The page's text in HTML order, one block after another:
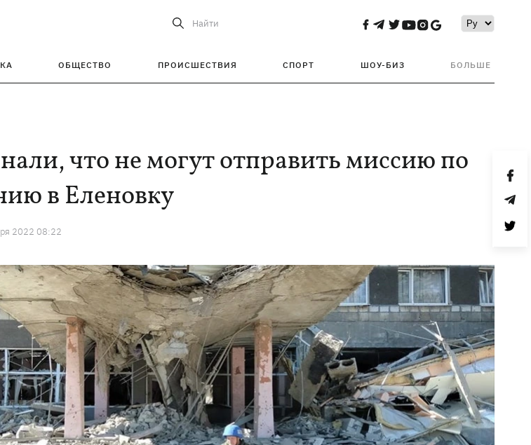
Найти
ОБЩЕСТВО ПРОИСШЕСТВИЯ СПОРТ ШОУ-БИЗ БОЛЬШЕ
что не могут отправить миссию по
в Еленовку
2022 08:22